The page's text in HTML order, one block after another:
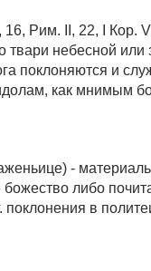
Рим. II, 22, I Кор.
твари небесной или
поклоняются и
как мнимым
-
либо
поклонения в